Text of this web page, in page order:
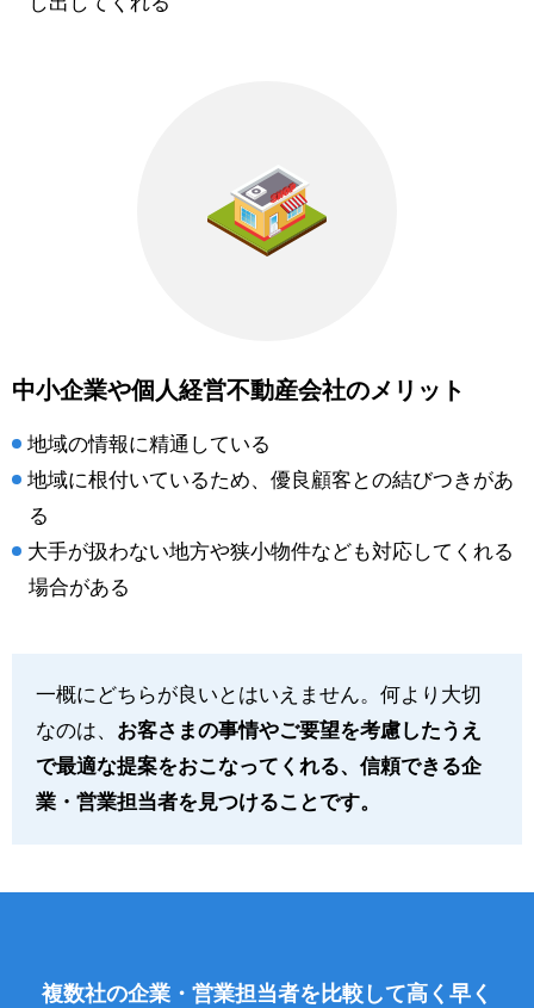
中小企業や個人経営不動産会社のメリット
地域の情報に精通している
地域に根付いているため、優良顧客との結びつきがあ
る
大手が扱わない地方や狭小物件なども対応してくれる
場合がある
一概にどちらが良いとはいえません。何より大切
なのは、 お客さまの事情やご要望を考慮したうえ
で最適な提案をおこなってくれる、信頼できる企
業・営業担当者を見つけることです。
複数社の企業・営業担当者を比較して高く早く